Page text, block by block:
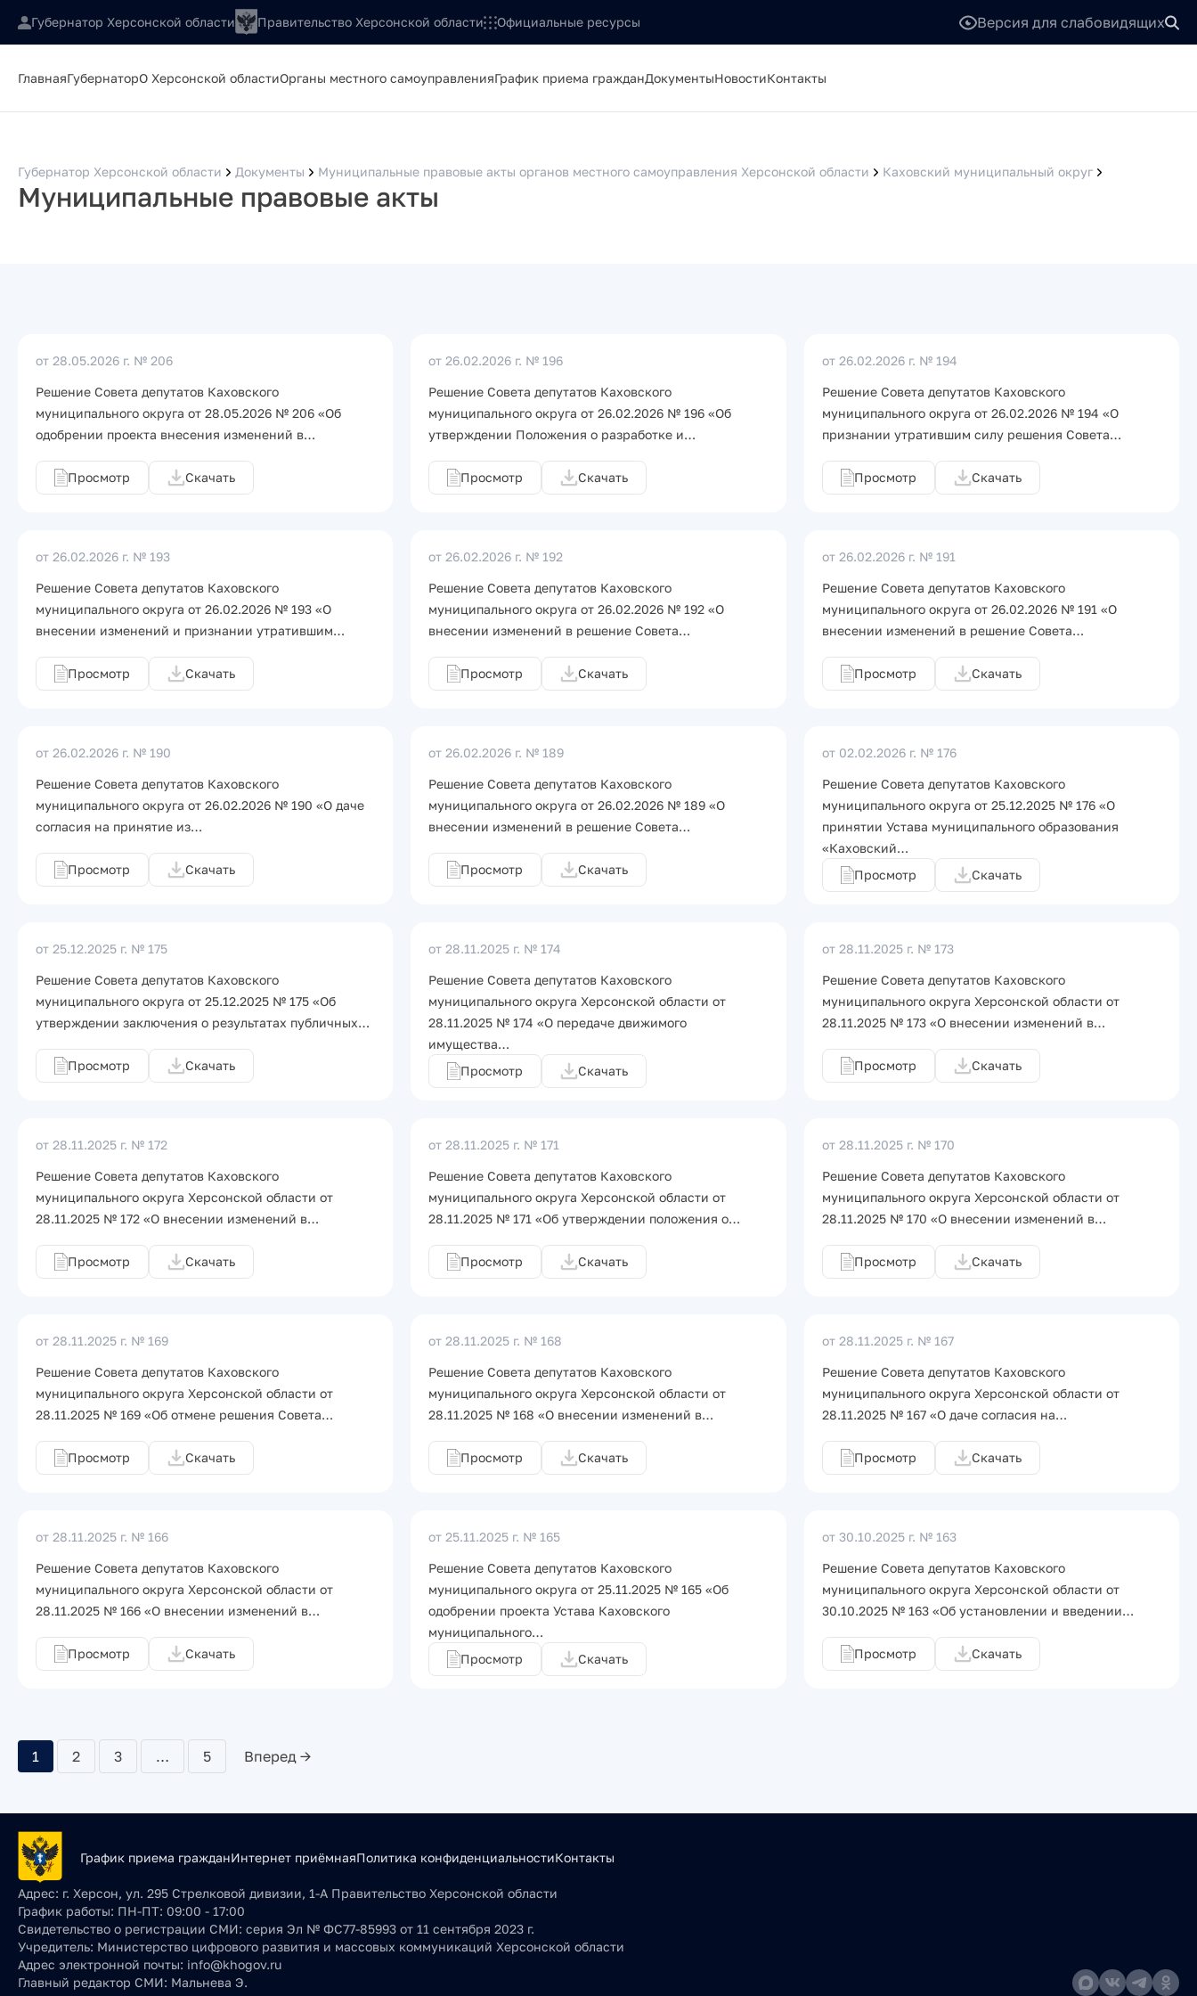
Губернатор Херсонской области Правительство Херсонской области Официальные ресурсы Версия для слабовидящих
ГлавнаяГубернаторО Херсонской областиОрганы местного самоуправленияГрафик приема гражданДокументыНовостиКонтакты
Губернатор Херсонской области Документы Муниципальные правовые акты органов местного самоуправления Херсонской области Каховский муниципальный округ
Муниципальные правовые акты
от 28.05.2026 г. № 206
Решение Совета депутатов Каховского
муниципального округа от 28.05.2026 № 206 «Об
одобрении проекта внесения изменений в…
Просмотр Скачать
от 26.02.2026 г. № 196
Решение Совета депутатов Каховского
муниципального округа от 26.02.2026 № 196 «Об
утверждении Положения о разработке и…
Просмотр Скачать
от 26.02.2026 г. № 194
Решение Совета депутатов Каховского
муниципального округа от 26.02.2026 № 194 «О
признании утратившим силу решения Совета…
Просмотр Скачать
от 26.02.2026 г. № 193
Решение Совета депутатов Каховского
муниципального округа от 26.02.2026 № 193 «О
внесении изменений и признании утратившим…
Просмотр Скачать
от 26.02.2026 г. № 192
Решение Совета депутатов Каховского
муниципального округа от 26.02.2026 № 192 «О
внесении изменений в решение Совета…
Просмотр Скачать
от 26.02.2026 г. № 191
Решение Совета депутатов Каховского
муниципального округа от 26.02.2026 № 191 «О
внесении изменений в решение Совета…
Просмотр Скачать
от 26.02.2026 г. № 190
Решение Совета депутатов Каховского
муниципального округа от 26.02.2026 № 190 «О даче
согласия на принятие из…
Просмотр Скачать
от 26.02.2026 г. № 189
Решение Совета депутатов Каховского
муниципального округа от 26.02.2026 № 189 «О
внесении изменений в решение Совета…
Просмотр Скачать
от 02.02.2026 г. № 176
Решение Совета депутатов Каховского
муниципального округа от 25.12.2025 № 176 «О
принятии Устава муниципального образования
«Каховский…
Просмотр
Скачать
от 25.12.2025 г. № 175
Решение Совета депутатов Каховского
муниципального округа от 25.12.2025 № 175 «Об
утверждении заключения о результатах публичных…
Просмотр Скачать
от 28.11.2025 г. № 174
Решение Совета депутатов Каховского
муниципального округа Херсонской области от
28.11.2025 № 174 «О передаче движимого
имущества…
Просмотр
Скачать
от 28.11.2025 г. № 173
Решение Совета депутатов Каховского
муниципального округа Херсонской области от
28.11.2025 № 173 «О внесении изменений в…
Просмотр Скачать
от 28.11.2025 г. № 172
Решение Совета депутатов Каховского
муниципального округа Херсонской области от
28.11.2025 № 172 «О внесении изменений в…
Просмотр Скачать
от 28.11.2025 г. № 171
Решение Совета депутатов Каховского
муниципального округа Херсонской области от
28.11.2025 № 171 «Об утверждении положения о…
Просмотр Скачать
от 28.11.2025 г. № 170
Решение Совета депутатов Каховского
муниципального округа Херсонской области от
28.11.2025 № 170 «О внесении изменений в…
Просмотр Скачать
от 28.11.2025 г. № 169
Решение Совета депутатов Каховского
муниципального округа Херсонской области от
28.11.2025 № 169 «Об отмене решения Совета…
Просмотр Скачать
от 28.11.2025 г. № 168
Решение Совета депутатов Каховского
муниципального округа Херсонской области от
28.11.2025 № 168 «О внесении изменений в…
Просмотр Скачать
от 28.11.2025 г. № 167
Решение Совета депутатов Каховского
муниципального округа Херсонской области от
28.11.2025 № 167 «О даче согласия на…
Просмотр Скачать
от 28.11.2025 г. № 166
Решение Совета депутатов Каховского
муниципального округа Херсонской области от
28.11.2025 № 166 «О внесении изменений в…
Просмотр Скачать
от 25.11.2025 г. № 165
Решение Совета депутатов Каховского
муниципального округа от 25.11.2025 № 165 «Об
одобрении проекта Устава Каховского
муниципального…
Просмотр
Скачать
от 30.10.2025 г. № 163
Решение Совета депутатов Каховского
муниципального округа Херсонской области от
30.10.2025 № 163 «Об установлении и введении…
Просмотр Скачать
1 2 3 … 5 Вперед →
График приема гражданИнтернет приёмнаяПолитика конфиденциальностиКонтакты
Адрес: г. Херсон, ул. 295 Стрелковой дивизии, 1-А Правительство Херсонской области
График работы: ПН-ПТ: 09:00 - 17:00
Свидетельство о регистрации СМИ: серия Эл № ФС77-85993 от 11 сентября 2023 г.
Учредитель: Министерство цифрового развития и массовых коммуникаций Херсонской области
Адрес электронной почты: info@khogov.ru
Главный редактор СМИ: Мальнева Э.